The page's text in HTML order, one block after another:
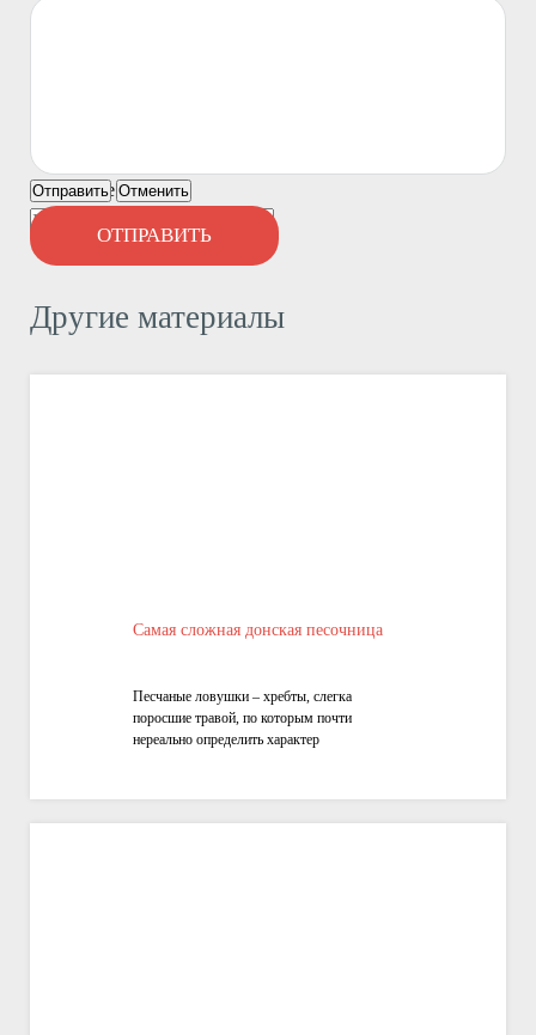
Ничего не найдено
Отправить Отменить
Другие материалы
Самая сложная донская песочница
Песчаные ловушки – хребты, слегка
поросшие травой, по которым почти
нереально определить характер